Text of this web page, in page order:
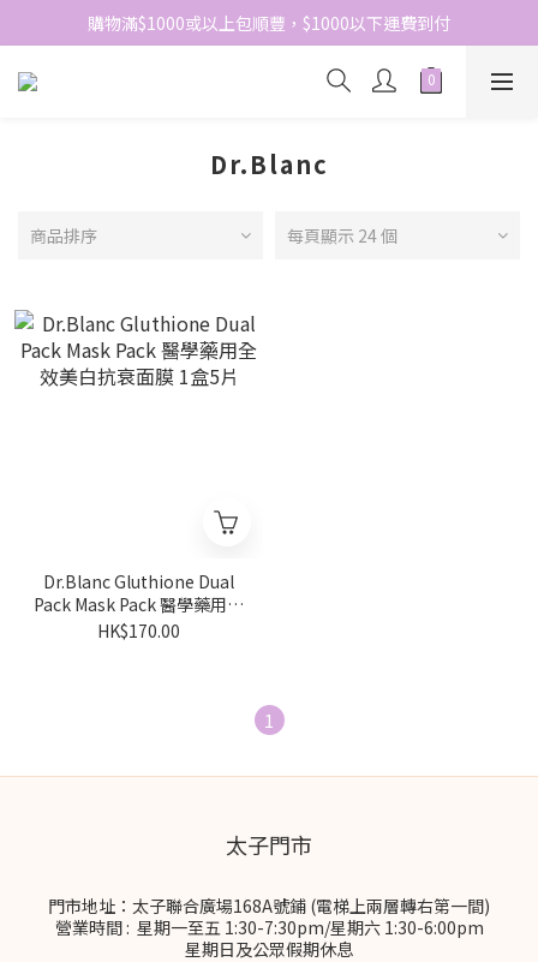
網站免費登記會員，會員優惠價於結帳時自動扣減
購物滿$1000或以上包順豐，$1000以下運費到付
網站免費登記會員，會員優惠價於結帳時自動扣減
Dr.Blanc
商品排序 每頁顯示 24 個
Dr.Blanc Gluthione Dual
Pack Mask Pack 醫學藥用全
效美白抗衰面膜 1盒5片
HK$170.00
1
太子門市
門市地址：太子聯合廣場168A號鋪 (電梯上兩層轉右第一間)
營業時間 : 星期一至五 1:30-7:30pm/星期六 1:30-6:00pm
星期日及公眾假期休息